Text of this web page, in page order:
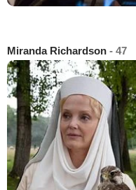
Miranda Richardson - 47